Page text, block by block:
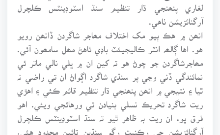
لغاري پنھنجي ڌار تنظيم سنڌ اسٽوڊينٽس ڪلچرل
آرگنائزيشن ٺاهي.
انھن ۾ هڪ ٻيو مک اختلاف مھاجر شاگردن ڏانھن رويو
هو. اها ڳالھہ انٽر ڪاليجيئٽ باڊي ٺاهڻ مھل سامھون آئي.
مھاجرشاگردن جو چوڻ هو تہ کين ان ۾ ڀلي نالي ماتر ئي
نمائندگي ڏني وڃي پر سنڌي شاگرد اڳواڻ ان تي راضي نہ
ٿيا ۽ نتيجي ۾ انھن پنھنجي ڌار تنظيم قائم ڪئي ۽ اهڙي
ريت شاگرد تحريڪ نسلي بنيادن تي ورهائجي ويئي. اهو
فرق پوء ان ريت بہ ظاهر ٿيو تہ سنڌ اسٽوڊينٽس ڪلچرل
آرگنائزيشن جي رڪنيت رڳو سنڌين تائين محدود هئي،